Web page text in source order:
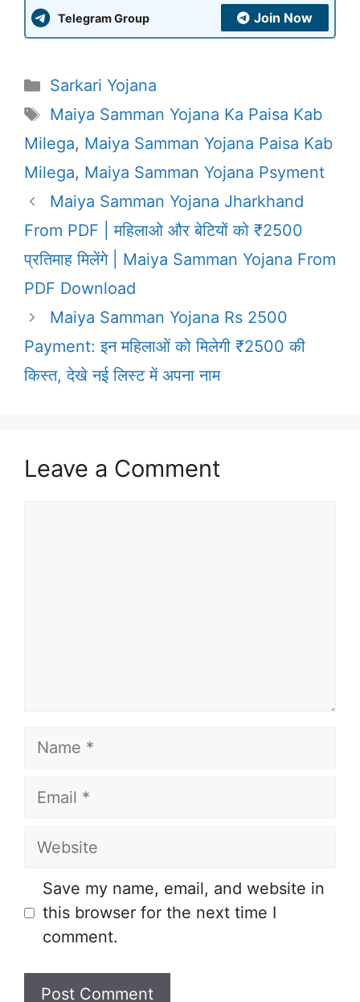
Telegram Group Join Now
Categories
Sarkari Yojana
Tags
Maiya Samman Yojana Ka Paisa Kab
Milega, Maiya Samman Yojana Paisa Kab
Milega, Maiya Samman Yojana Psyment
Maiya Samman Yojana Jharkhand
From PDF | महिलाओ और बेटियों को ₹2500
प्रतिमाह मिलेंगे | Maiya Samman Yojana From
PDF Download
Maiya Samman Yojana Rs 2500
Payment: इन महिलाओं को मिलेगी ₹2500 की
किस्त, देखे नई लिस्ट में अपना नाम
Leave a Comment
Name
Email
Website
Save my name, email, and website in
this browser for the next time I
comment.